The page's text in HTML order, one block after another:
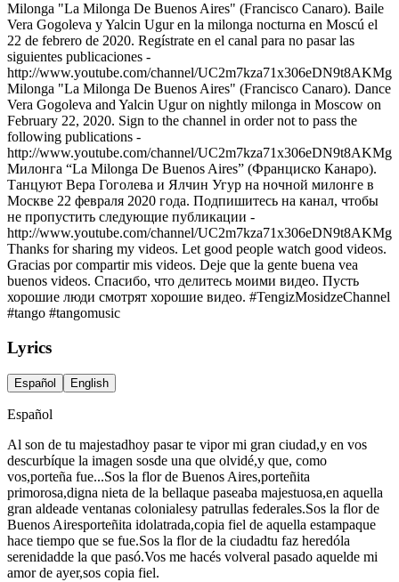
Milonga "La Milonga De Buenos Aires" (Francisco Canaro). Baile
Vera Gogoleva y Yalcin Ugur en la milonga nocturna en Moscú el
22 de febrero de 2020. Regístrate en el canal para no pasar las
siguientes publicaciones -
http://www.youtube.com/channel/UC2m7kza71x306eDN9t8AKMg
Milonga "La Milonga De Buenos Aires" (Francisco Canaro). Dance
Vera Gogoleva and Yalcin Ugur on nightly milonga in Moscow on
February 22, 2020. Sign to the channel in order not to pass the
following publications -
http://www.youtube.com/channel/UC2m7kza71x306eDN9t8AKMg
Милонга “La Milonga De Buenos Aires” (Франциско Канаро).
Танцуют Вера Гоголева и Ялчин Угур на ночной милонге в
Москве 22 февраля 2020 года. Подпишитесь на канал, чтобы
не пропустить следующие публикации -
http://www.youtube.com/channel/UC2m7kza71x306eDN9t8AKMg
Thanks for sharing my videos. Let good people watch good videos.
Gracias por compartir mis videos. Deje que la gente buena vea
buenos videos. Спасибо, что делитесь моими видео. Пусть
хорошие люди смотрят хорошие видео. #TengizMosidzeChannel
#tango #tangomusic
Lyrics
Español English
Español
Al son de tu majestadhoy pasar te vipor mi gran ciudad,y en vos
descurbíque la imagen sosde una que olvidé,y que, como
vos,porteña fue...Sos la flor de Buenos Aires,porteñita
primorosa,digna nieta de la bellaque paseaba majestuosa,en aquella
gran aldeade ventanas colonialesy patrullas federales.Sos la flor de
Buenos Airesporteñita idolatrada,copia fiel de aquella estampaque
hace tiempo que se fue.Sos la flor de la ciudadtu faz heredóla
serenidadde la que pasó.Vos me hacés volveral pasado aquelde mi
amor de ayer,sos copia fiel.